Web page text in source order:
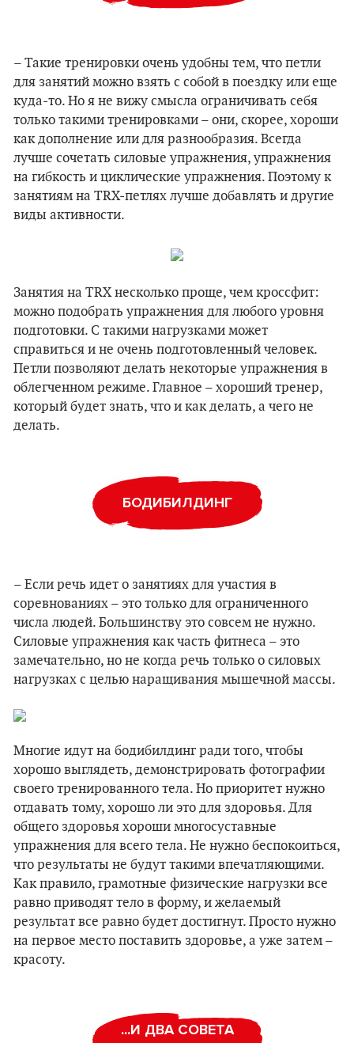
– Такие тренировки очень удобны тем, что петли
для занятий можно взять с собой в поездку или еще
куда-то. Но я не вижу смысла ограничивать себя
только такими тренировками – они, скорее, хороши
как дополнение или для разнообразия. Всегда
лучше сочетать силовые упражнения, упражнения
на гибкость и циклические упражнения. Поэтому к
занятиям на TRX-петлях лучше добавлять и другие
виды активности.
Занятия на TRX несколько проще, чем кроссфит:
можно подобрать упражнения для любого уровня
подготовки. С такими нагрузками может
справиться и не очень подготовленный человек.
Петли позволяют делать некоторые упражнения в
облегченном режиме. Главное – хороший тренер,
который будет знать, что и как делать, а чего не
делать.
БОДИБИЛДИНГ
– Если речь идет о занятиях для участия в
соревнованиях – это только для ограниченного
числа людей. Большинству это совсем не нужно.
Силовые упражнения как часть фитнеса – это
замечательно, но не когда речь только о силовых
нагрузках с целью наращивания мышечной массы.
Многие идут на бодибилдинг ради того, чтобы
хорошо выглядеть, демонстрировать фотографии
своего тренированного тела. Но приоритет нужно
отдавать тому, хорошо ли это для здоровья. Для
общего здоровья хороши многосуставные
упражнения для всего тела. Не нужно беспокоиться,
что результаты не будут такими впечатляющими.
Как правило, грамотные физические нагрузки все
равно приводят тело в форму, и желаемый
результат все равно будет достигнут. Просто нужно
на первое место поставить здоровье, а уже затем –
красоту.
...И ДВА СОВЕТА